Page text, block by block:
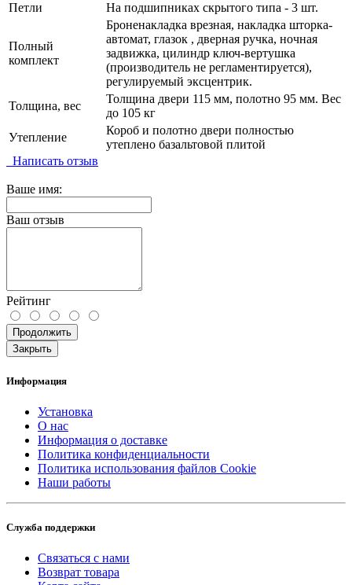
Петли
На подшипниках скрытого типа - 3 шт.
Полный
комплект
Броненакладка врезная, накладка шторка-
автомат, глазок , дверная ручка, ночная
задвижка, цилиндр ключ-вертушка
(производитель не регламентируется),
регулируемый эксцентрик.
Толщина, вес
Толщина двери 115 мм, полотно 95 мм. Вес
до 105 кг
Утепление
Короб и полотно двери полностью
утеплено базальтовой плитой
Написать отзыв
Ваше имя:
Ваш отзыв
Рейтинг
Продолжить
Закрыть
Информация
Установка
О нас
Информация о доставке
Политика конфиденциальности
Политика использования файлов Cookie
Наши работы
Служба поддержки
Связаться с нами
Возврат товара